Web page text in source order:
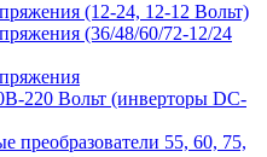
(12-24, 12-12 Вольт)
(36/48/60/72-12/24
220 Вольт (инверторы DC-
преобразователи 55, 60, 75,